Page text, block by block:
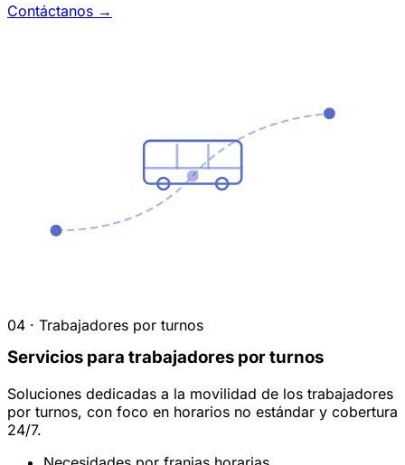
Contáctanos →
04 · Trabajadores por turnos
Servicios para trabajadores por turnos
Soluciones dedicadas a la movilidad de los trabajadores
por turnos, con foco en horarios no estándar y cobertura
24/7.